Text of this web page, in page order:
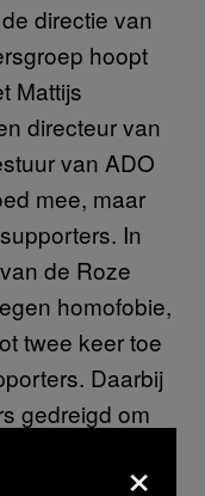
directie van
hoopt
Mattijs
directeur van
van ADO
mee, maar
In
de Roze
homofobie,
twee keer toe
Daarbij
gedreigd om
Peter
voor de
×